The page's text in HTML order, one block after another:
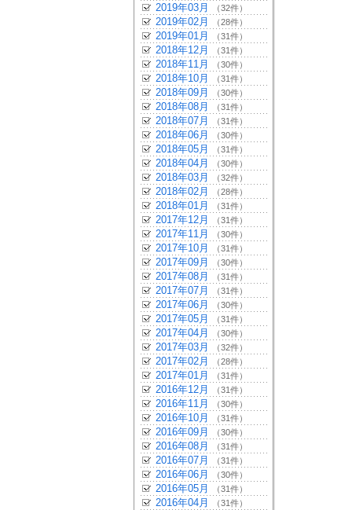
2019年03月 （32件）
2019年02月 （28件）
2019年01月 （31件）
2018年12月 （31件）
2018年11月 （30件）
2018年10月 （31件）
2018年09月 （30件）
2018年08月 （31件）
2018年07月 （31件）
2018年06月 （30件）
2018年05月 （31件）
2018年04月 （30件）
2018年03月 （32件）
2018年02月 （28件）
2018年01月 （31件）
2017年12月 （31件）
2017年11月 （30件）
2017年10月 （31件）
2017年09月 （30件）
2017年08月 （31件）
2017年07月 （31件）
2017年06月 （30件）
2017年05月 （31件）
2017年04月 （30件）
2017年03月 （32件）
2017年02月 （28件）
2017年01月 （31件）
2016年12月 （31件）
2016年11月 （30件）
2016年10月 （31件）
2016年09月 （30件）
2016年08月 （31件）
2016年07月 （31件）
2016年06月 （30件）
2016年05月 （31件）
2016年04月 （31件）